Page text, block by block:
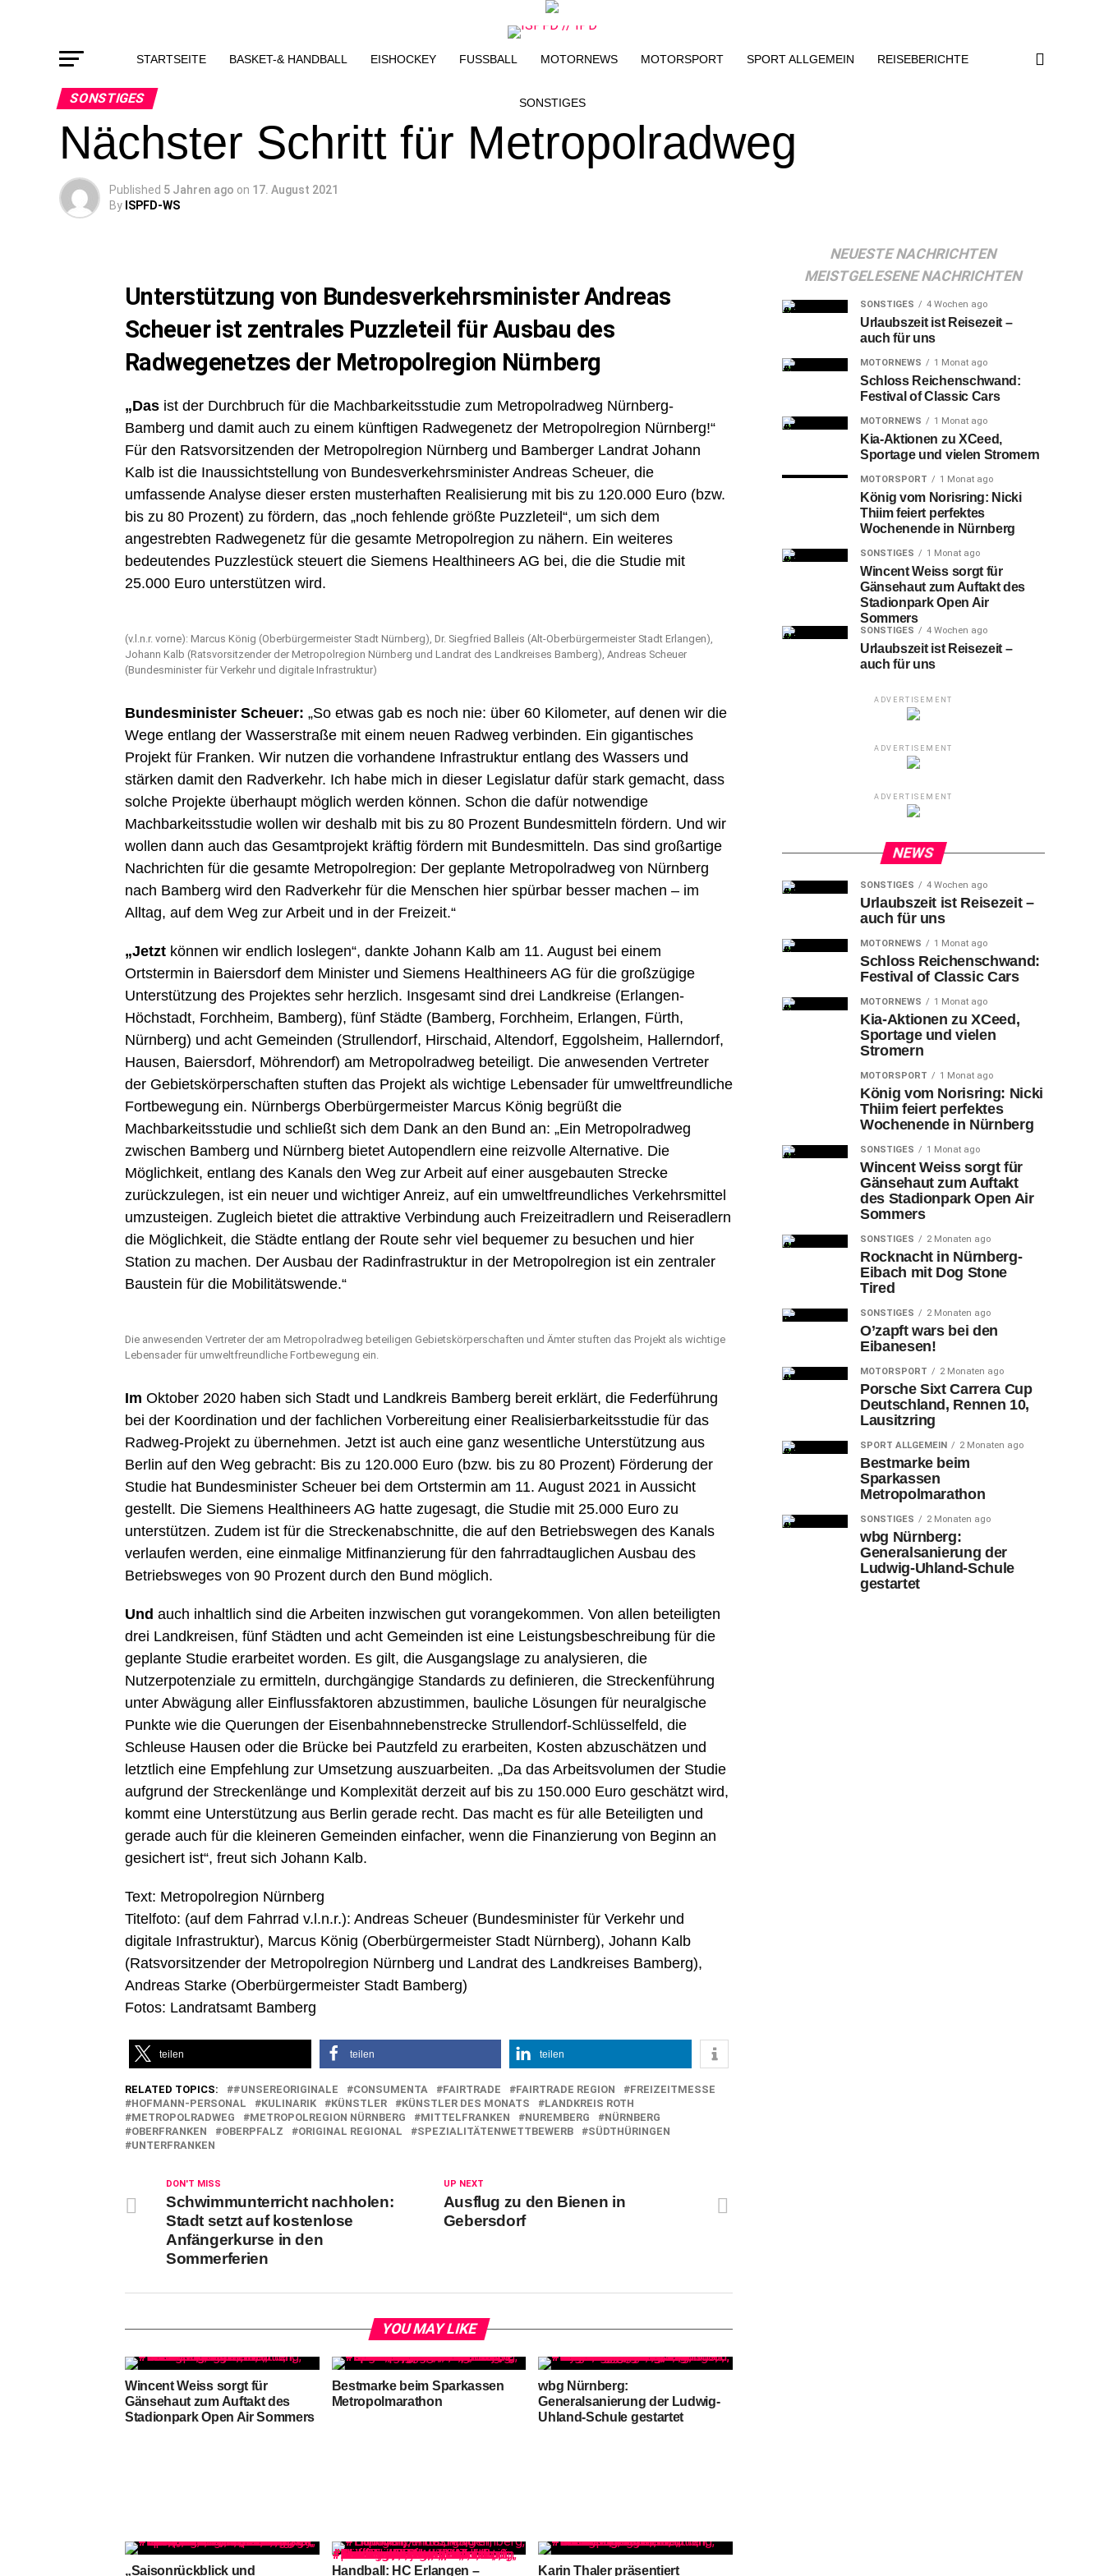
STARTSEITE BASKET-& HANDBALL EISHOCKEY FUSSBALL MOTORNEWS MOTORSPORT SPORT ALLGEMEIN REISEBERICHTE
SONSTIGES
SONSTIGES
Nächster Schritt für Metropolradweg
Published 5 Jahren ago on 17. August 2021
By ISPFD-WS
Unterstützung von Bundesverkehrsminister Andreas
Scheuer ist zentrales Puzzleteil für Ausbau des
Radwegenetzes der Metropolregion Nürnberg
„Das ist der Durchbruch für die Machbarkeitsstudie zum Metropolradweg Nürnberg-
Bamberg und damit auch zu einem künftigen Radwegenetz der Metropolregion Nürnberg!“
Für den Ratsvorsitzenden der Metropolregion Nürnberg und Bamberger Landrat Johann
Kalb ist die Inaussichtstellung von Bundesverkehrsminister Andreas Scheuer, die
umfassende Analyse dieser ersten musterhaften Realisierung mit bis zu 120.000 Euro (bzw.
bis zu 80 Prozent) zu fördern, das „noch fehlende größte Puzzleteil“, um sich dem
angestrebten Radwegenetz für die gesamte Metropolregion zu nähern. Ein weiteres
bedeutendes Puzzlestück steuert die Siemens Healthineers AG bei, die die Studie mit
25.000 Euro unterstützen wird.
(v.l.n.r. vorne): Marcus König (Oberbürgermeister Stadt Nürnberg), Dr. Siegfried Balleis (Alt-Oberbürgermeister Stadt Erlangen),
Johann Kalb (Ratsvorsitzender der Metropolregion Nürnberg und Landrat des Landkreises Bamberg), Andreas Scheuer
(Bundesminister für Verkehr und digitale Infrastruktur)
Bundesminister Scheuer: „So etwas gab es noch nie: über 60 Kilometer, auf denen wir die
Wege entlang der Wasserstraße mit einem neuen Radweg verbinden. Ein gigantisches
Projekt für Franken. Wir nutzen die vorhandene Infrastruktur entlang des Wassers und
stärken damit den Radverkehr. Ich habe mich in dieser Legislatur dafür stark gemacht, dass
solche Projekte überhaupt möglich werden können. Schon die dafür notwendige
Machbarkeitsstudie wollen wir deshalb mit bis zu 80 Prozent Bundesmitteln fördern. Und wir
wollen dann auch das Gesamtprojekt kräftig fördern mit Bundesmitteln. Das sind großartige
Nachrichten für die gesamte Metropolregion: Der geplante Metropolradweg von Nürnberg
nach Bamberg wird den Radverkehr für die Menschen hier spürbar besser machen – im
Alltag, auf dem Weg zur Arbeit und in der Freizeit.“
„Jetzt können wir endlich loslegen“, dankte Johann Kalb am 11. August bei einem
Ortstermin in Baiersdorf dem Minister und Siemens Healthineers AG für die großzügige
Unterstützung des Projektes sehr herzlich. Insgesamt sind drei Landkreise (Erlangen-
Höchstadt, Forchheim, Bamberg), fünf Städte (Bamberg, Forchheim, Erlangen, Fürth,
Nürnberg) und acht Gemeinden (Strullendorf, Hirschaid, Altendorf, Eggolsheim, Hallerndorf,
Hausen, Baiersdorf, Möhrendorf) am Metropolradweg beteiligt. Die anwesenden Vertreter
der Gebietskörperschaften stuften das Projekt als wichtige Lebensader für umweltfreundliche
Fortbewegung ein. Nürnbergs Oberbürgermeister Marcus König begrüßt die
Machbarkeitsstudie und schließt sich dem Dank an den Bund an: „Ein Metropolradweg
zwischen Bamberg und Nürnberg bietet Autopendlern eine reizvolle Alternative. Die
Möglichkeit, entlang des Kanals den Weg zur Arbeit auf einer ausgebauten Strecke
zurückzulegen, ist ein neuer und wichtiger Anreiz, auf ein umweltfreundliches Verkehrsmittel
umzusteigen. Zugleich bietet die attraktive Verbindung auch Freizeitradlern und Reiseradlern
die Möglichkeit, die Städte entlang der Route sehr viel bequemer zu besuchen und hier
Station zu machen. Der Ausbau der Radinfrastruktur in der Metropolregion ist ein zentraler
Baustein für die Mobilitätswende.“
Die anwesenden Vertreter der am Metropolradweg beteiligen Gebietskörperschaften und Ämter stuften das Projekt als wichtige
Lebensader für umweltfreundliche Fortbewegung ein.
Im Oktober 2020 haben sich Stadt und Landkreis Bamberg bereit erklärt, die Federführung
bei der Koordination und der fachlichen Vorbereitung einer Realisierbarkeitsstudie für das
Radweg-Projekt zu übernehmen. Jetzt ist auch eine ganz wesentliche Unterstützung aus
Berlin auf den Weg gebracht: Bis zu 120.000 Euro (bzw. bis zu 80 Prozent) Förderung der
Studie hat Bundesminister Scheuer bei dem Ortstermin am 11. August 2021 in Aussicht
gestellt. Die Siemens Healthineers AG hatte zugesagt, die Studie mit 25.000 Euro zu
unterstützen. Zudem ist für die Streckenabschnitte, die auf den Betriebswegen des Kanals
verlaufen werden, eine einmalige Mitfinanzierung für den fahrradtauglichen Ausbau des
Betriebsweges von 90 Prozent durch den Bund möglich.
Und auch inhaltlich sind die Arbeiten inzwischen gut vorangekommen. Von allen beteiligten
drei Landkreisen, fünf Städten und acht Gemeinden ist eine Leistungsbeschreibung für die
geplante Studie erarbeitet worden. Es gilt, die Ausgangslage zu analysieren, die
Nutzerpotenziale zu ermitteln, durchgängige Standards zu definieren, die Streckenführung
unter Abwägung aller Einflussfaktoren abzustimmen, bauliche Lösungen für neuralgische
Punkte wie die Querungen der Eisenbahnnebenstrecke Strullendorf-Schlüsselfeld, die
Schleuse Hausen oder die Brücke bei Pautzfeld zu erarbeiten, Kosten abzuschätzen und
letztlich eine Empfehlung zur Umsetzung auszuarbeiten. „Da das Arbeitsvolumen der Studie
aufgrund der Streckenlänge und Komplexität derzeit auf bis zu 150.000 Euro geschätzt wird,
kommt eine Unterstützung aus Berlin gerade recht. Das macht es für alle Beteiligten und
gerade auch für die kleineren Gemeinden einfacher, wenn die Finanzierung von Beginn an
gesichert ist“, freut sich Johann Kalb.
Text: Metropolregion Nürnberg
Titelfoto: (auf dem Fahrrad v.l.n.r.): Andreas Scheuer (Bundesminister für Verkehr und
digitale Infrastruktur), Marcus König (Oberbürgermeister Stadt Nürnberg), Johann Kalb
(Ratsvorsitzender der Metropolregion Nürnberg und Landrat des Landkreises Bamberg),
Andreas Starke (Oberbürgermeister Stadt Bamberg)
Fotos: Landratsamt Bamberg
teilen teilen teilen
RELATED TOPICS: #UNSEREORIGINALE CONSUMENTA FAIRTRADE FAIRTRADE REGION
FREIZEITMESSE
HOFMANN-PERSONAL
KULINARIK KÜNSTLER KÜNSTLER DES MONATS
LANDKREIS ROTH
METROPOLRADWEG
METROPOLREGION NÜRNBERG MITTELFRANKEN NUREMBERG
NÜRNBERG
OBERFRANKEN
OBERPFALZ ORIGINAL REGIONAL SPEZIALITÄTENWETTBEWERB
SÜDTHÜRINGEN
UNTERFRANKEN
UP NEXT
Ausflug zu den Bienen in
Gebersdorf
DON'T MISS
Schwimmunterricht nachholen:
Stadt setzt auf kostenlose
Anfängerkurse in den
Sommerferien
YOU MAY LIKE
Wincent Weiss sorgt für
Gänsehaut zum Auftakt des
Stadionpark Open Air Sommers
Bestmarke beim Sparkassen
Metropolmarathon
wbg Nürnberg:
Generalsanierung der Ludwig-
Uhland-Schule gestartet
„Saisonrückblick und
Handball: HC Erlangen –
Karin Thaler präsentiert
NEUESTE NACHRICHTEN
MEISTGELESENE NACHRICHTEN
SONSTIGES 4 Wochen ago
Urlaubszeit ist Reisezeit –
auch für uns
MOTORNEWS 1 Monat ago
Schloss Reichenschwand:
Festival of Classic Cars
MOTORNEWS 1 Monat ago
Kia-Aktionen zu XCeed,
Sportage und vielen Stromern
MOTORSPORT 1 Monat ago
König vom Norisring: Nicki
Thiim feiert perfektes
Wochenende in Nürnberg
SONSTIGES 1 Monat ago
Wincent Weiss sorgt für
Gänsehaut zum Auftakt des
Stadionpark Open Air
Sommers
SONSTIGES 4 Wochen ago
Urlaubszeit ist Reisezeit –
auch für uns
ADVERTISEMENT
ADVERTISEMENT
ADVERTISEMENT
NEWS
SONSTIGES 4 Wochen ago
Urlaubszeit ist Reisezeit –
auch für uns
MOTORNEWS 1 Monat ago
Schloss Reichenschwand:
Festival of Classic Cars
MOTORNEWS 1 Monat ago
Kia-Aktionen zu XCeed,
Sportage und vielen
Stromern
MOTORSPORT 1 Monat ago
König vom Norisring: Nicki
Thiim feiert perfektes
Wochenende in Nürnberg
SONSTIGES 1 Monat ago
Wincent Weiss sorgt für
Gänsehaut zum Auftakt
des Stadionpark Open Air
Sommers
SONSTIGES 2 Monaten ago
Rocknacht in Nürnberg-
Eibach mit Dog Stone
Tired
SONSTIGES 2 Monaten ago
O’zapft wars bei den
Eibanesen!
MOTORSPORT 2 Monaten ago
Porsche Sixt Carrera Cup
Deutschland, Rennen 10,
Lausitzring
SPORT ALLGEMEIN 2 Monaten ago
Bestmarke beim
Sparkassen
Metropolmarathon
SONSTIGES 2 Monaten ago
wbg Nürnberg:
Generalsanierung der
Ludwig-Uhland-Schule
gestartet